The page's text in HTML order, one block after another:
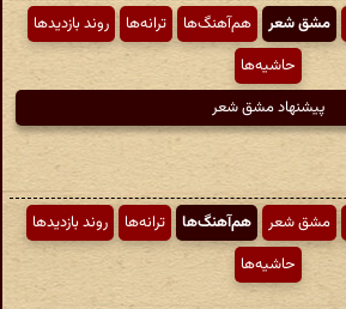
مشق شعر هم‌آهنگ‌ها ترانه‌ها
روند بازدیدها
حاشیه‌ها
پیشنهاد مشق شعر
مشق شعر هم‌آهنگ‌ها ترانه‌ها
روند بازدیدها
حاشیه‌ها